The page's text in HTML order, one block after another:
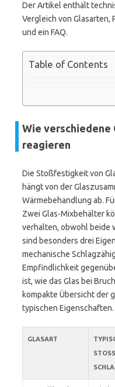
Der Artikel enthält
Vergleich von Glasarten,
und ein FAQ.
Table of Contents
Wie verschiedene
reagieren
Die Stoßfestigkeit von
hängt von der
Wärmebehandlung ab.
Zwei Glas-Mixbehälter
verhalten, obwohl beide
sind besonders drei
mechanische
Empfindlichkeit
ist, wie das Glas bei
kompakte Übersicht der
typischen Eigenschaften.
GLASART